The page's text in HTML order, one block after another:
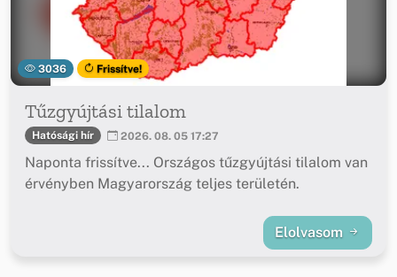
3036 Frissítve!
Tűzgyújtási tilalom
Hatósági hír 2026. 08. 05 17:27
Naponta frissítve... Országos tűzgyújtási tilalom van
érvényben Magyarország teljes területén.
Elolvasom